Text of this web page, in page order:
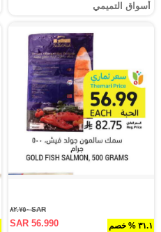
أسواق التميمي
٣١.١ % خصم
SAR ٨٢.٧٥٠
SAR 56.990